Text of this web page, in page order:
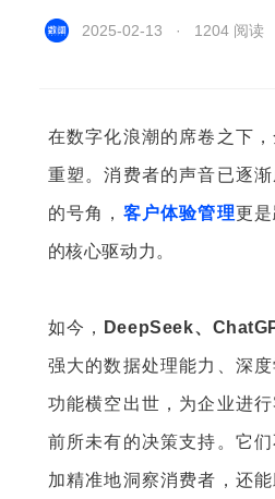
2025-02-13 · 1204 阅读
在数字化浪潮的席卷之下
重塑。消费者的声音已逐
的号角， 客户体验管理更
的核心驱动力。
如今， DeepSeek、
强大的数据处理能力、深
功能横空出世，为企业进
前所未有的决策支持。它
加精准地洞察消费者，还